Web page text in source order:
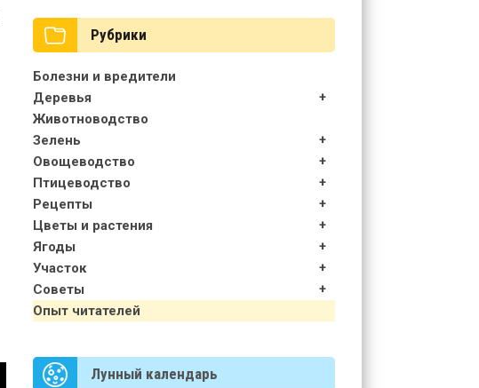
Рубрики
Болезни и вредители
Деревья
Животноводство
Зелень
Овощеводство
Птицеводство
Рецепты
Цветы и растения
Ягоды
Участок
Советы
Опыт читателей
Лунный календарь